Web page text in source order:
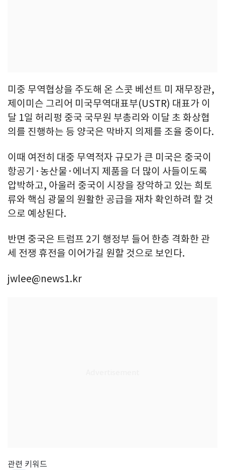
미중 무역협상을 주도해 온 스콧 베선트 미 재무장관,
제이미슨 그리어 미국무역대표부(USTR) 대표가 이
달 1일 허리펑 중국 국무원 부총리와 이달 초 화상협
의를 진행하는 등 양국은 막바지 의제를 조율 중이다.
이때 여전히 대중 무역적자 규모가 큰 미국은 중국이
항공기·농산물·에너지 제품을 더 많이 사들이도록
압박하고, 아울러 중국이 시장을 장악하고 있는 희토
류와 핵심 광물의 원활한 공급을 재차 확인하려 할 것
으로 예상된다.
반면 중국은 트럼프 2기 행정부 들어 한층 격화한 관
세 전쟁 휴전을 이어가길 원할 것으로 보인다.
jwlee@news1.kr
관련 키워드